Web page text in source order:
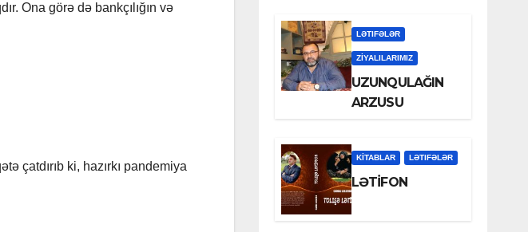
Ona görə də bankçılığın və
çatdırıb ki, hazırkı pandemiya
LƏTIFƏLƏR
ZİYALILARIMIZ
UZUNQULAĞIN
ARZUSU
KİTABLAR LƏTIFƏLƏR
LƏTİFON